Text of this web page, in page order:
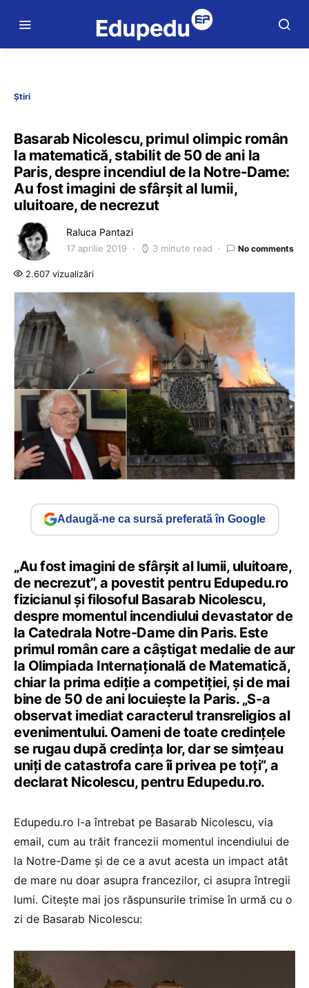
Știri
Basarab Nicolescu, primul olimpic român
la matematică, stabilit de 50 de ani la
Paris, despre incendiul de la Notre-Dame:
Au fost imagini de sfârşit al lumii,
uluitoare, de necrezut
Raluca Pantazi
17 aprilie 2019 3 minute read No comments
2.607 vizualizări
Adaugă-ne ca sursă preferată în Google
„Au fost imagini de sfârşit al lumii, uluitoare,
de necrezut”, a povestit pentru Edupedu.ro
fizicianul și filosoful Basarab Nicolescu,
despre momentul incendiului devastator de
la Catedrala Notre-Dame din Paris. Este
primul român care a câștigat medalie de aur
la Olimpiada Internațională de Matematică,
chiar la prima ediție a competiției, și de mai
bine de 50 de ani locuiește la Paris. „S-a
observat imediat caracterul transreligios al
evenimentului. Oameni de toate credințele
se rugau după credința lor, dar se simțeau
uniți de catastrofa care îi privea pe toți”, a
declarat Nicolescu, pentru Edupedu.ro.
Edupedu.ro l-a întrebat pe Basarab Nicolescu, via
email, cum au trăit francezii momentul incendiului de
la Notre-Dame și de ce a avut acesta un impact atât
de mare nu doar asupra francezilor, ci asupra întregii
lumi. Citește mai jos răspunsurile trimise în urmă cu o
zi de Basarab Nicolescu: